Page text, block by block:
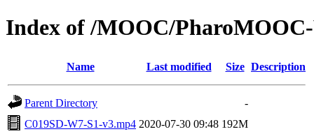
Index of /MOOC/
Name Last modified Size Description
Parent Directory
-
C019SD-W7-S1-v3.mp4 2020-07-30 09:48 192M